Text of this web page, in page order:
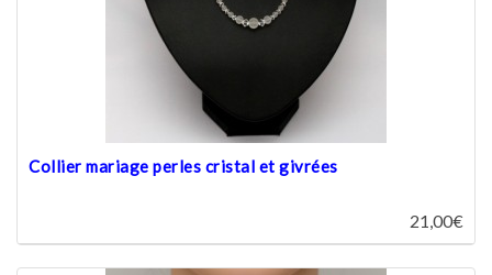
Collier mariage perles cristal et givrées
21,00€